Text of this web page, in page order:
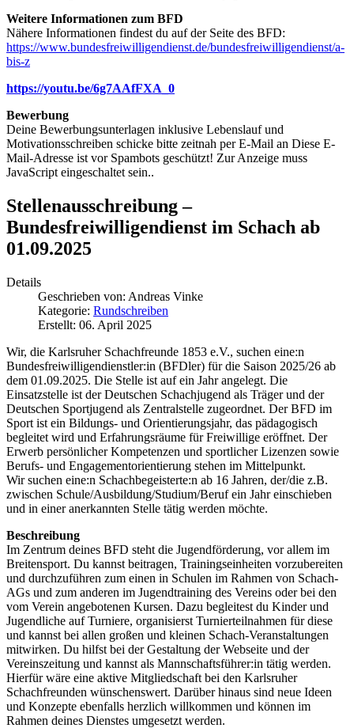
Weitere Informationen zum BFD
Nähere Informationen findest du auf der Seite des BFD:
https://www.bundesfreiwilligendienst.de/bundesfreiwilligendienst/a-
bis-z
https://youtu.be/6g7AAfFXA_0
Bewerbung
Deine Bewerbungsunterlagen inklusive Lebenslauf und
Motivationsschreiben schicke bitte zeitnah per E-Mail an Diese E-
Mail-Adresse ist vor Spambots geschützt! Zur Anzeige muss
JavaScript eingeschaltet sein..
Stellenausschreibung –
Bundesfreiwilligendienst im Schach ab
01.09.2025
Details
Geschrieben von: Andreas Vinke
Kategorie: Rundschreiben
Erstellt: 06. April 2025
Wir, die Karlsruher Schachfreunde 1853 e.V., suchen eine:n
Bundesfreiwilligendienstler:in (BFDler) für die Saison 2025/26 ab
dem 01.09.2025. Die Stelle ist auf ein Jahr angelegt. Die
Einsatzstelle ist der Deutschen Schachjugend als Träger und der
Deutschen Sportjugend als Zentralstelle zugeordnet. Der BFD im
Sport ist ein Bildungs- und Orientierungsjahr, das pädagogisch
begleitet wird und Erfahrungsräume für Freiwillige eröffnet. Der
Erwerb persönlicher Kompetenzen und sportlicher Lizenzen sowie
Berufs- und Engagementorientierung stehen im Mittelpunkt.
Wir suchen eine:n Schachbegeisterte:n ab 16 Jahren, der/die z.B.
zwischen Schule/Ausbildung/Studium/Beruf ein Jahr einschieben
und in einer anerkannten Stelle tätig werden möchte.
Beschreibung
Im Zentrum deines BFD steht die Jugendförderung, vor allem im
Breitensport. Du kannst beitragen, Trainingseinheiten vorzubereiten
und durchzuführen zum einen in Schulen im Rahmen von Schach-
AGs und zum anderen im Jugendtraining des Vereins oder bei den
vom Verein angebotenen Kursen. Dazu begleitest du Kinder und
Jugendliche auf Turniere, organisierst Turnierteilnahmen für diese
und kannst bei allen großen und kleinen Schach-Veranstaltungen
mitwirken. Du hilfst bei der Gestaltung der Webseite und der
Vereinszeitung und kannst als Mannschaftsführer:in tätig werden.
Hierfür wäre eine aktive Mitgliedschaft bei den Karlsruher
Schachfreunden wünschenswert. Darüber hinaus sind neue Ideen
und Konzepte ebenfalls herzlich willkommen und können im
Rahmen deines Dienstes umgesetzt werden.